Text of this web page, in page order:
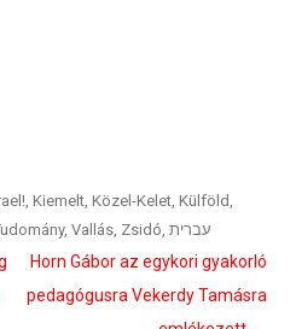
Kiemelt Közel-Kelet Külföld
, Vallás Zsidó עברית
Horn Gábor az egykori gyakorló
pedagógusra Vekerdy Tamásra